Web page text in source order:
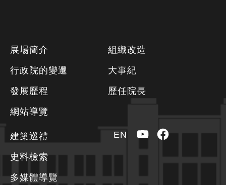
展場簡介
行政院的變遷
發展歷程
網站導覽
組織改造
大事紀
歷任院長
建築巡禮
史料檢索
多媒體導覽
EN YouTubeFacebook